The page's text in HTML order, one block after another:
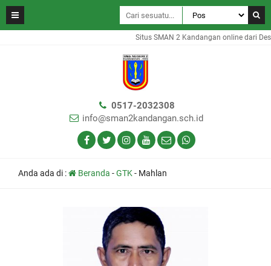
Situs SMAN 2 Kandangan online dari
0517-2032308
info@sman2kandangan.sch.id
Anda ada di : Beranda -GTK- Mahlan